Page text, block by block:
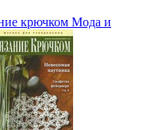
крючком Мода и